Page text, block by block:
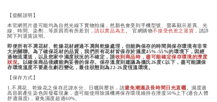
【提醒說明】
本官網照片盡可能均為自然光線下實物拍攝，然顏色會受到手機型號、螢幕顯示差異、光
線、時間、染劑…等原因而有所差別，請以實品為主 。 官網購物不接受色差之退貨 ，請詳
閱下列退貨說明。
即便所有不凋花材、乾燥花材經過不凋與乾燥處理，但能夠保存的時間與保存環境有非常
大的關聯。為了確保花材的品質，我們所有花材皆保存於濕度45%-55%的環境下，因經
過物流運送，以及您家中濕度狀況的不確定，請收到商品時，盡可能確定保存環境的溼度
狀況。以確保商品後續能夠妥善的保存。保存溫度則建議為攝氏26度C以下，盡可能讓保
存環境溫度不要產生劇烈變化，最佳狀態則為22-26度恆溫環境。
【保存方式】
1.不凋花、乾燥花之保存忌諱水分、日曬與壓折，請避免潮濕及長時間日光直曬 。濕度過
高容易產生染色與發霉現象，盡可能使用除濕機將保存環境維持在溼度50%上下(適合人體
舒適濕度)，避免濕度超過60%。